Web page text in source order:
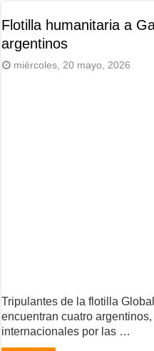
Flotilla humanitaria a
argentinos
miércoles, 20 mayo, 2026
Tripulantes de la flotilla
encuentran cuatro
internacionales por las …